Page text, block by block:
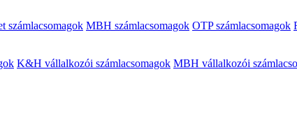
számlacsomagok MBH számlacsomagok OTP számlacsomagok
K&H vállalkozói számlacsomagok MBH vállalkozói